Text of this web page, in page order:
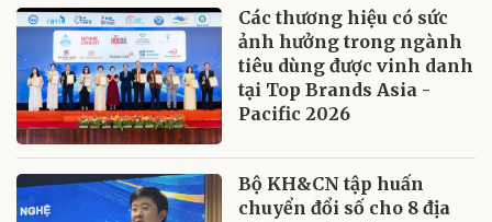
Các thương hiệu có sức
ảnh hưởng trong ngành
tiêu dùng được vinh danh
tại Top Brands Asia -
Pacific 2026
Bộ KH&CN tập huấn
chuyển đổi số cho 8 địa